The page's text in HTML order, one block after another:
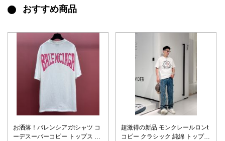
おすすめ商品
お洒落！バレンシアガtシャツ コ
ーデスーパーコピー トップス 短
超激得の新品 モンクレールロンt
コピー クラシック 純綿 トップス